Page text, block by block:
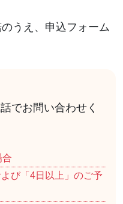
うえ、申込フォーム
でお問い合わせく
合
び「4日以上」のご予